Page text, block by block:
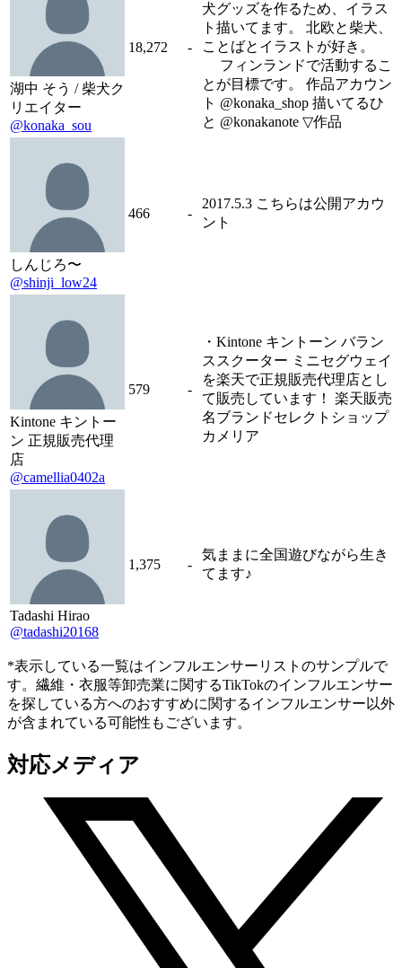
湖中 そう / 柴犬ク
リエイター
@konaka_sou
18,272 -
犬グッズを作るため、イラス
ト描いてます。 北欧と柴犬、
ことばとイラストが好き。
フィンランドで活動するこ
とが目標です。 作品アカウン
ト @konaka_shop 描いてるひ
と @konakanote ▽作品
しんじろ〜
@shinji_low24
466 -
2017.5.3 こちらは公開アカウ
ント
Kintone キントー
ン 正規販売代理
店
@camellia0402a
579 -
・Kintone キントーン バラン
ススクーター ミニセグウェイ
を楽天で正規販売代理店とし
て販売しています！ 楽天販売
名ブランドセレクトショップ
カメリア
Tadashi Hirao
@tadashi20168
1,375 -
気ままに全国遊びながら生き
てます♪
*表示している一覧はインフルエンサーリストのサンプルで
す。繊維・衣服等卸売業に関するTikTokのインフルエンサー
を探している方へのおすすめに関するインフルエンサー以外
が含まれている可能性もございます。
対応メディア